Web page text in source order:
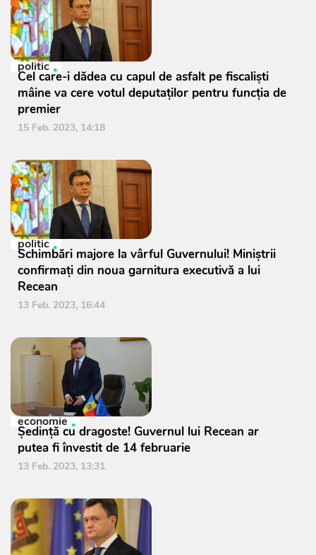
politic
Cel care-i dădea cu capul de asfalt pe fiscaliști
mâine va cere votul deputaților pentru funcția de
premier
15 Feb. 2023, 14:18
politic
Schimbări majore la vârful Guvernului! Miniștrii
confirmați din noua garnitura executivă a lui
Recean
13 Feb. 2023, 16:44
economie
Ședință cu dragoste! Guvernul lui Recean ar
putea fi învestit de 14 februarie
13 Feb. 2023, 13:31